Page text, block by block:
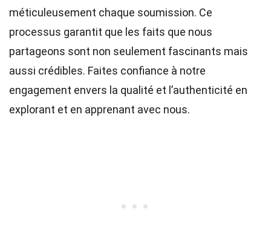
méticuleusement chaque soumission. Ce
processus garantit que les faits que nous
partageons sont non seulement fascinants mais
aussi crédibles. Faites confiance à notre
engagement envers la qualité et l’authenticité en
explorant et en apprenant avec nous.